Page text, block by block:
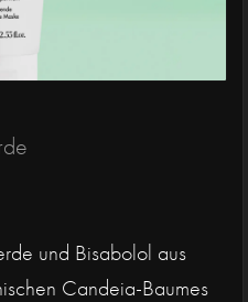
und Bisabolol aus
Candeia-Baumes